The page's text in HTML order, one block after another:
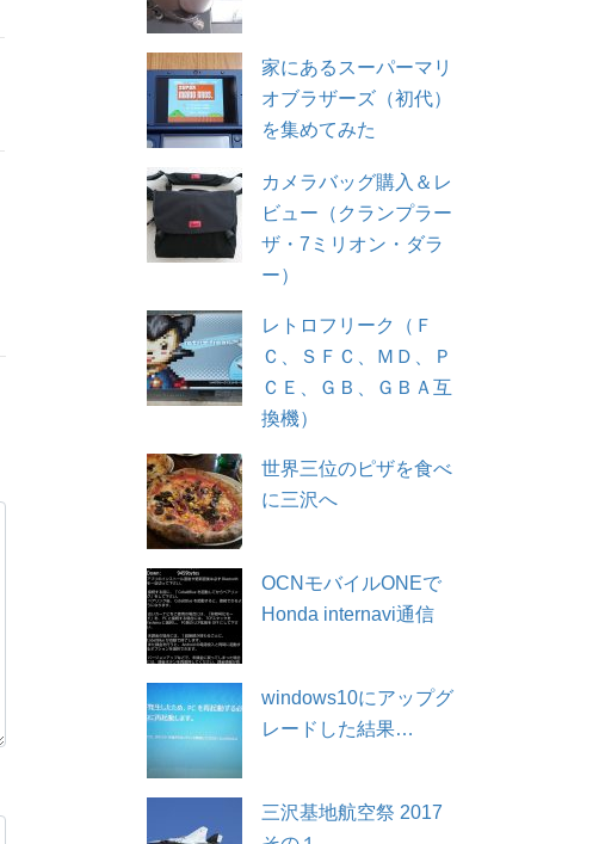
家にあるスーパーマリ
オブラザーズ（初代）
を集めてみた
カメラバッグ購入＆レ
ビュー（クランプラー
ザ・7ミリオン・ダラ
ー）
レトロフリーク（Ｆ
Ｃ、ＳＦＣ、ＭＤ、Ｐ
ＣＥ、ＧＢ、ＧＢＡ互
換機）
世界三位のピザを食べ
に三沢へ
OCNモバイルONEで
Honda internavi通信
windows10にアップグ
レードした結果…
三沢基地航空祭 2017